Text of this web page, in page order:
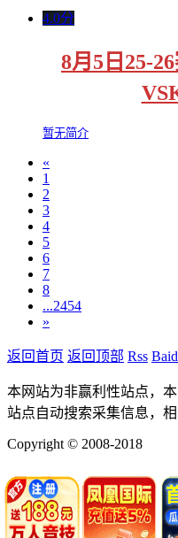
4.0分
8月5日25-
暂无简介
«
1
2
3
4
5
6
7
8
...2454
»
返回首页 返回顶部 Rss
本网站为非赢利性站点，
站点自动搜索采集信息，
Copyright © 2008-2018